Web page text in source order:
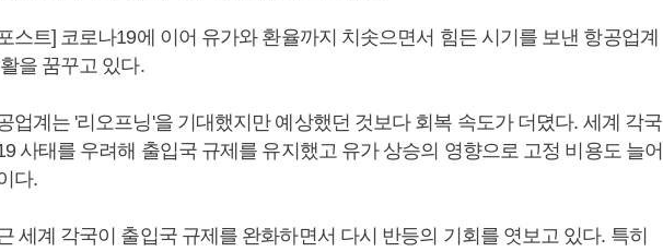
스트] 코로나19에 이어 유가와 환율까지 치솟으면서 힘든 시기를 보낸 항공업계
을 꿈꾸고 있다.
업계는 '리오프닝'을 기대했지만 예상했던 것보다 회복 속도가 더뎠다. 세계 각국
사태를 우려해 출입국 규제를 유지했고 유가 상승의 영향으로 고정 비용도 늘어
다.
세계 각국이 출입국 규제를 완화하면서 다시 반등의 기회를 엿보고 있다. 특히